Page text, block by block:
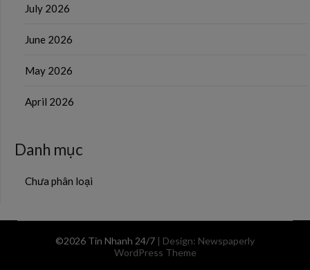
July 2026
June 2026
May 2026
April 2026
Danh mục
Chưa phân loại
©2026 Tin Nhanh 24/7 | Design: Newspaperly
WordPress Theme